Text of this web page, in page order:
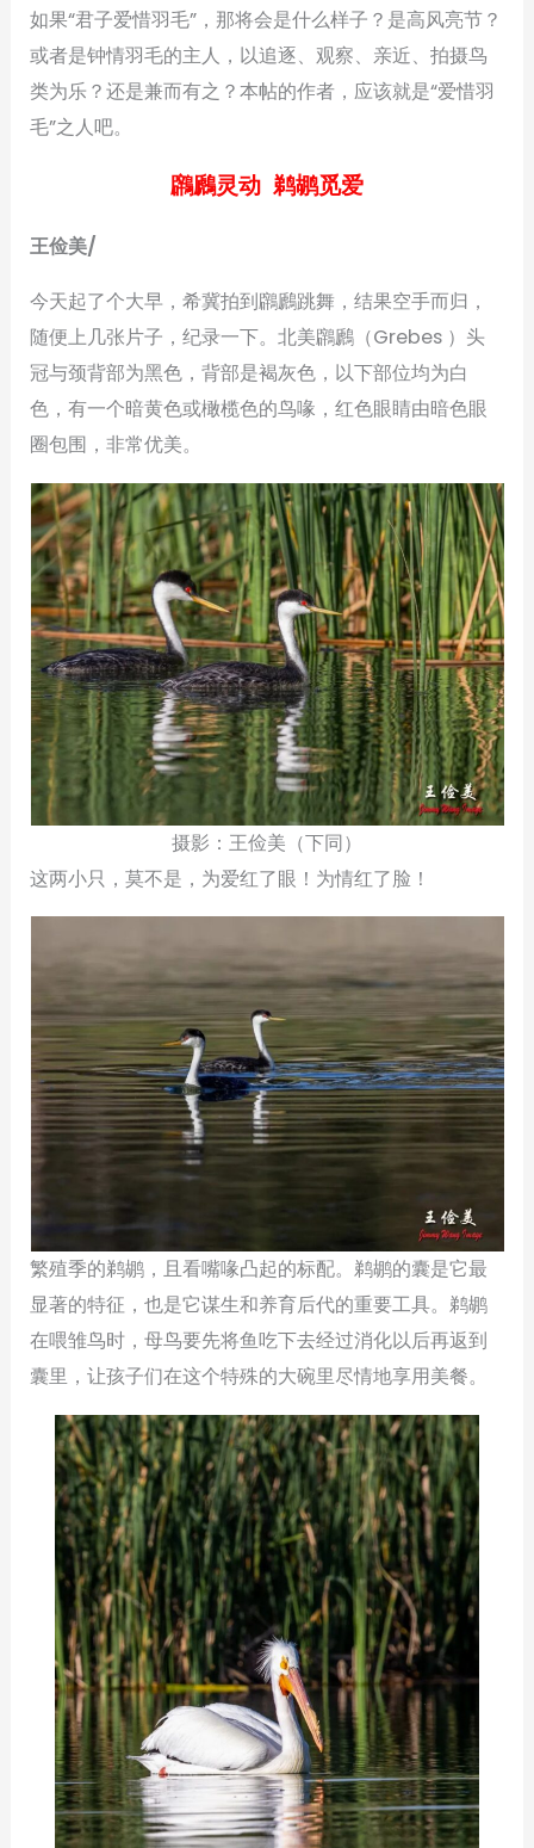
如果“君子爱惜羽毛”，那将会是什么样子？是高风亮节？
或者是钟情羽毛的主人，以追逐、观察、亲近、拍摄鸟
类为乐？还是兼而有之？本帖的作者，应该就是“爱惜羽
毛”之人吧。
鸊鷉灵动 鹈鹕觅爱
王俭美/
今天起了个大早，希冀拍到鸊鷉跳舞，结果空手而归，
随便上几张片子，纪录一下。北美鸊鷉（Grebes ）头
冠与颈背部为黑色，背部是褐灰色，以下部位均为白
色，有一个暗黄色或橄榄色的鸟喙，红色眼睛由暗色眼
圈包围，非常优美。
摄影：王俭美（下同）
这两小只，莫不是，为爱红了眼！为情红了脸！
繁殖季的鹈鹕，且看嘴喙凸起的标配。鹈鹕的囊是它最
显著的特征，也是它谋生和养育后代的重要工具。鹈鹕
在喂雏鸟时，母鸟要先将鱼吃下去经过消化以后再返到
囊里，让孩子们在这个特殊的大碗里尽情地享用美餐。